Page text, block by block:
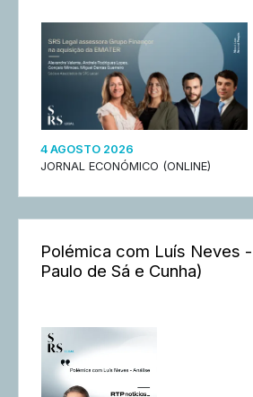
4 AGOSTO 2026
JORNAL ECONÓMICO (ONLINE)
Polémica com Luís Neves
Paulo de Sá e Cunha)